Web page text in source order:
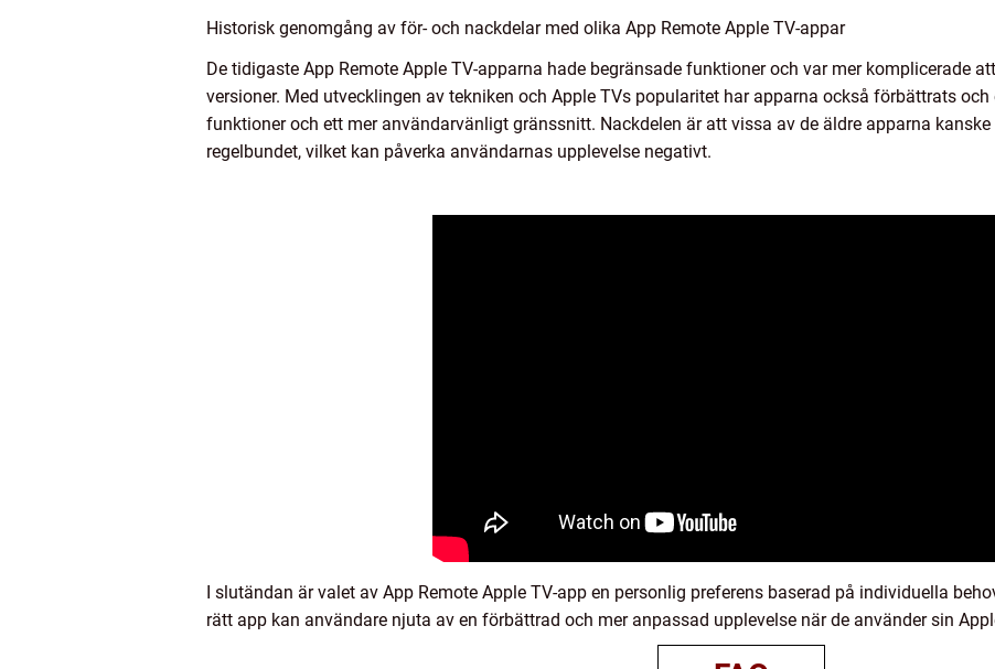
Historisk genomgång av för- och nackdelar med olika App Remote Apple TV-appar
De tidigaste App Remote Apple TV-apparna hade begränsade funktioner och var mer komplicerade
versioner. Med utvecklingen av tekniken och Apple TVs popularitet har apparna också förbättrats
funktioner och ett mer användarvänligt gränssnitt. Nackdelen är att vissa av de äldre apparna
regelbundet, vilket kan påverka användarnas upplevelse negativt.
I slutändan är valet av App Remote Apple TV-app en personlig preferens baserad på individuella
rätt app kan användare njuta av en förbättrad och mer anpassad upplevelse när de använder sin